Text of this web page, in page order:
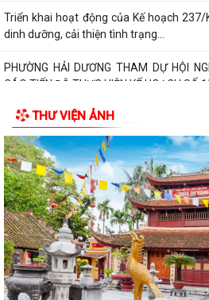
Triển khai hoạt động của Kế hoạch
dinh dưỡng, cải thiện tình trạng...
PHƯỜNG HẢI DƯƠNG THAM DỰ HỘI
CÁO TIẾN ĐỘ THỰC HIỆN KẾ HOẠCH SỐ
THƯ VIỆN ẢNH